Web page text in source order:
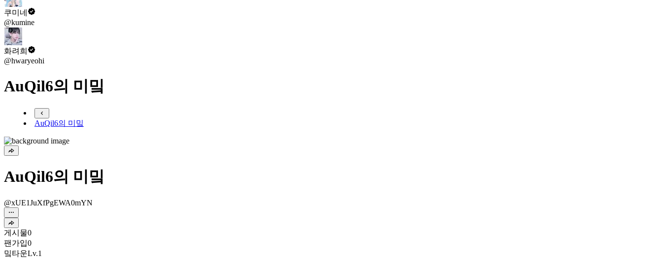
쿠미네
@kumine
화려희
@hwaryeohi
AuQil6의 미밐
AuQil6의 미밐
AuQil6의 미밐
@xUE1JuXfPgEWA0mYN
게시물0
팬가입0
밐타운Lv.1